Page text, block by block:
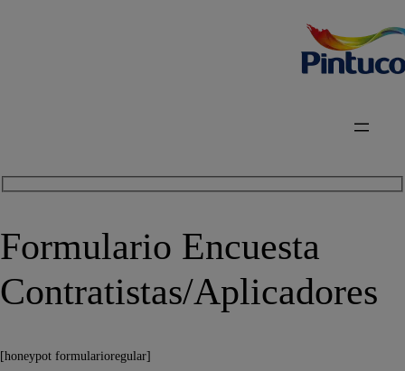
Formulario Encuesta
Contratistas/Aplicadores
[honeypot formularioregular]